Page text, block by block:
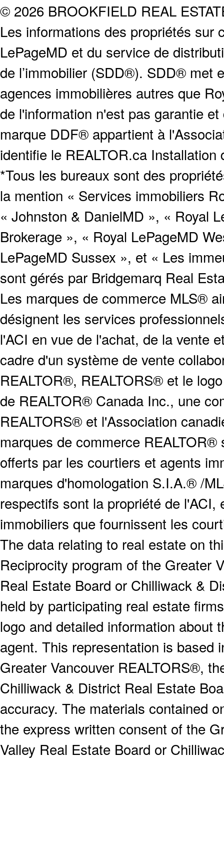
© 2026 BROOKFIELD REAL
Les informations des propriétés sur
LePageMD et du service de
de l’immobilier (SDD®). SDD® met
agences immobilières autres que
de l'information n'est pas garantie
marque DDF® appartient à
identifie le REALTOR.ca
*Tous les bureaux sont des
la mention « Services immobiliers
« Johnston & DanielMD », « Royal
Brokerage », « Royal LePageMD
LePageMD Sussex », et « Les
sont gérés par Bridgemarq Real
Les marques de commerce MLS®
désignent les services
l'ACI en vue de l'achat, de la vente
cadre d'un système de vente
REALTOR®, REALTORS® et le
de REALTOR® Canada Inc., une
REALTORS® et l'Association
marques de commerce
offerts par les courtiers et agents
marques d'homologation S.I.A.® /
respectifs sont la propriété de
immobiliers que fournissent les
The data relating to real estate on
Reciprocity program of the Greater
Real Estate Board or Chilliwack &
held by participating real estate
logo and detailed information about
agent. This representation is based
Greater Vancouver REALTORS®,
Chilliwack & District Real Estate
accuracy. The materials contained
the express written consent of the
Valley Real Estate Board or